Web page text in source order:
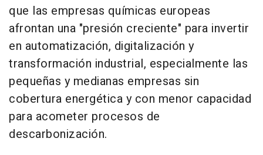
que las empresas químicas europeas
afrontan una "presión creciente" para invertir
en automatización, digitalización y
transformación industrial, especialmente las
pequeñas y medianas empresas sin
cobertura energética y con menor capacidad
para acometer procesos de
descarbonización.